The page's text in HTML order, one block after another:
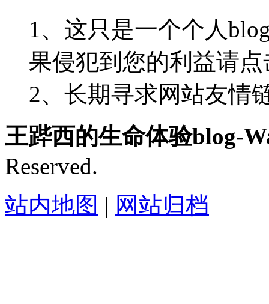
1、这只是一个个人
果侵犯到您的利益请
2、长期寻求网站友情
王跸西的生命体验blog-
Reserved.
站内地图 | 网站归档